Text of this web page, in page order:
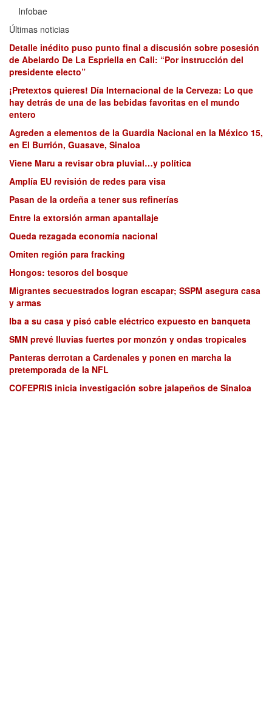
Infobae
Últimas noticias
Detalle inédito puso punto final a discusión sobre posesión
de Abelardo De La Espriella en Cali: “Por instrucción del
presidente electo”
¡Pretextos quieres! Día Internacional de la Cerveza: Lo que
hay detrás de una de las bebidas favoritas en el mundo
entero
Agreden a elementos de la Guardia Nacional en la México 15,
en El Burrión, Guasave, Sinaloa
Viene Maru a revisar obra pluvial…y política
Amplía EU revisión de redes para visa
Pasan de la ordeña a tener sus refinerías
Entre la extorsión arman apantallaje
Queda rezagada economía nacional
Omiten región para fracking
Hongos: tesoros del bosque
Migrantes secuestrados logran escapar; SSPM asegura casa
y armas
Iba a su casa y pisó cable eléctrico expuesto en banqueta
SMN prevé lluvias fuertes por monzón y ondas tropicales
Panteras derrotan a Cardenales y ponen en marcha la
pretemporada de la NFL
COFEPRIS inicia investigación sobre jalapeños de Sinaloa